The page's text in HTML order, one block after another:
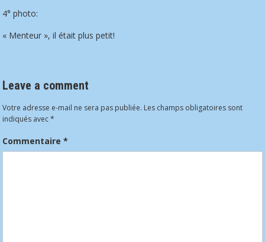
4° photo:
« Menteur », il était plus petit!
Leave a comment
Votre adresse e-mail ne sera pas publiée. Les champs obligatoires sont
indiqués avec*
Commentaire*